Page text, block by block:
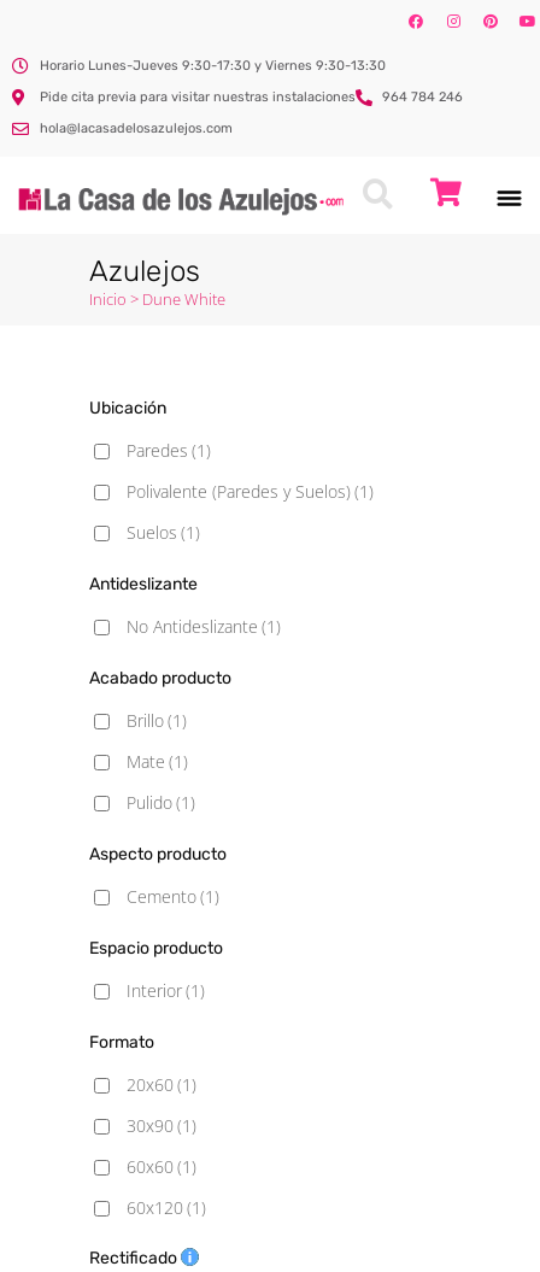
Horario Lunes-Jueves 9:30-17:30 y Viernes 9:30-13:30
Pide cita previa para visitar nuestras instalaciones
964 784 246
hola@lacasadelosazulejos.com
Azulejos
Inicio > Dune White
Ubicación
Paredes (1)
Polivalente (Paredes y Suelos)(1)
Suelos (1)
Antideslizante
No Antideslizante (1)
Acabado producto
Brillo(1)
Mate (1)
Pulido(1)
Aspecto producto
Cemento(1)
Espacio producto
Interior(1)
Formato
20x60 (1)
30x90 (1)
60x60 (1)
60x120 (1)
Rectificado